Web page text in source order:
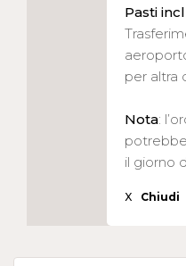
Pasti
per altra
Nota:
il giorno
X Chiudi